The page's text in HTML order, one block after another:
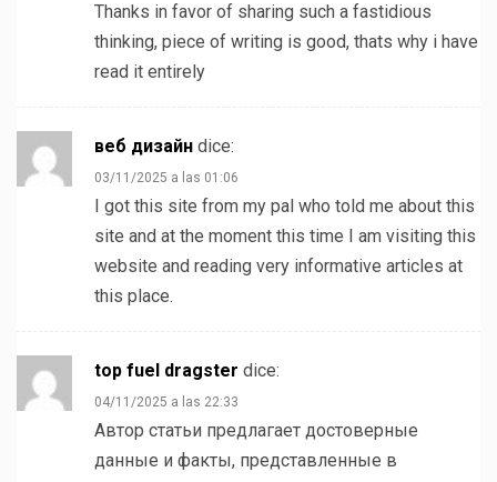
Thanks in favor of sharing such a fastidious
thinking, piece of writing is good, thats why i have
read it entirely
веб дизайн dice:
03/11/2025 a las 01:06
I got this site from my pal who told me about this
site and at the moment this time I am visiting this
website and reading very informative articles at
this place.
top fuel dragster dice:
04/11/2025 a las 22:33
Автор статьи предлагает достоверные
данные и факты, представленные в